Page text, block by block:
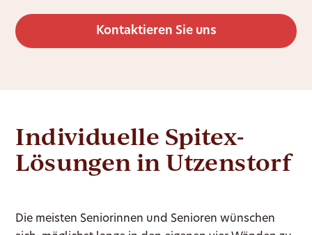
Kontaktieren Sie uns
Individuelle Spitex-
Lösungen in Utzenstorf
Die meisten Seniorinnen und Senioren wünschen